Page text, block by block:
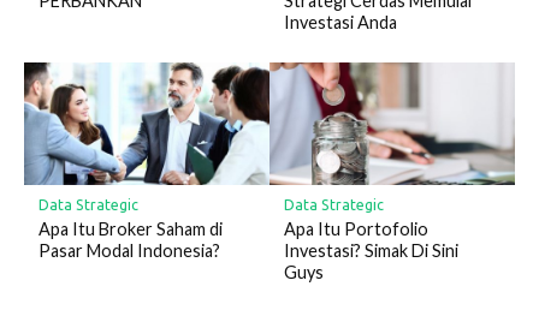
Investasi Anda
Data Strategic
Apa Itu Broker Saham di
Pasar Modal Indonesia?
Data Strategic
Apa Itu Portofolio
Investasi? Simak Di Sini
Guys